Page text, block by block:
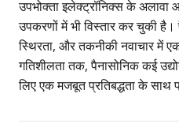
उपभोक्ता इलेक्ट्रॉनिक्स के अलावा
उपकरणों में भी विस्तार कर चुकी है।
स्थिरता, और तकनीकी नवाचार में
गतिशीलता तक, पैनासोनिक कई
लिए एक मजबूत प्रतिबद्धता के साथ